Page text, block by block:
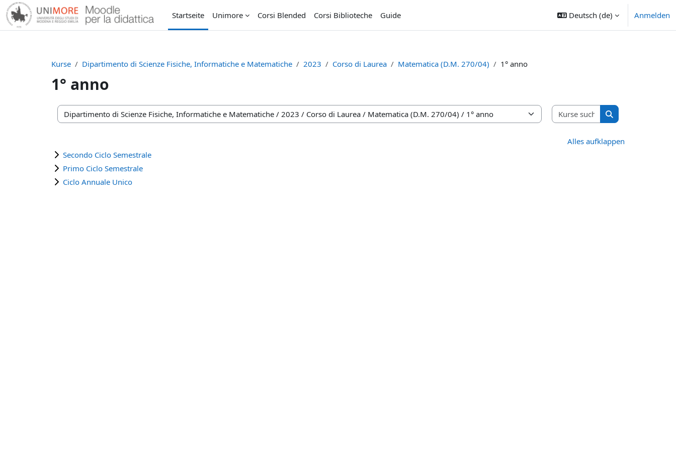
Zum Hauptinhalt
Startseite
Unimore Corsi Blended Corsi Biblioteche Guide Deutsch ‎(de)‎ Anmelden
Kurse Dipartimento di Scienze Fisiche, Informatiche e Matematiche 2023 Corso di Laurea Matematica (D.M. 270/04) 1° anno
1° anno
Kursbereiche
Kurse suchen
Kurse suchen
Alles aufklappen
Secondo Ciclo Semestrale
Primo Ciclo Semestrale
Ciclo Annuale Unico